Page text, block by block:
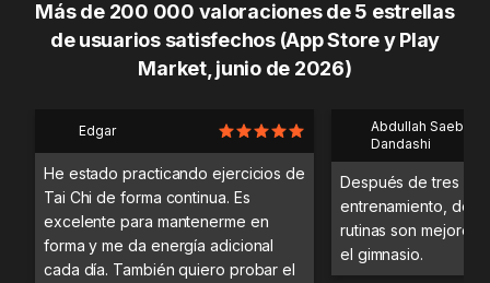
Más de 200 000 valoraciones de 5 estrellas
de usuarios satisfechos (App Store y Play
Market, junio de 2026)
Edgar
He estado practicando ejercicios de
Tai Chi de forma continua. Es
excelente para mantenerme en
forma y me da energía adicional
cada día. También quiero probar el
Abdullah Saeb Al
Dandashi
Después de tres
entrenamiento,
rutinas son mejores
el gimnasio.